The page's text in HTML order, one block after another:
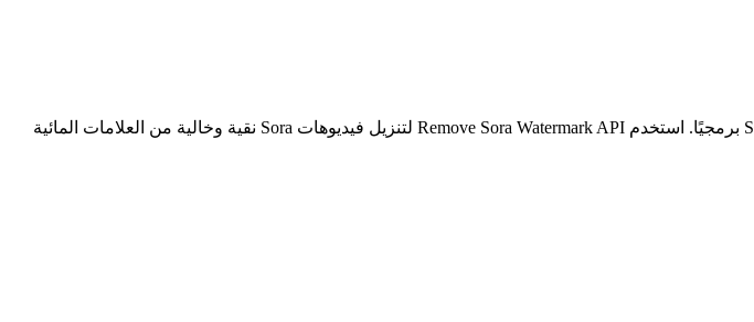
تقدم Remove Sora Watermark API للمطورين طريقة سهلة لإزالة العلامات المائية من فيديوهات Sora AI برمجيًا. استخدم Remove Sora Watermark API لتنزيل فيديوهات Sora نقية وخالية من العلامات المائية